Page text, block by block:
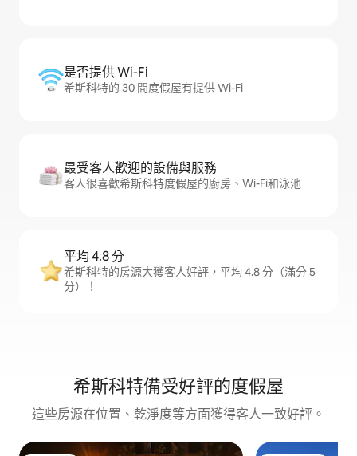
是否提供 Wi-Fi
希斯科特的 30 間度假屋有提供 Wi-Fi
最受客人歡迎的設備與服務
客人很喜歡希斯科特度假屋的廚房、Wi-Fi和泳池
平均 4.8 分
希斯科特的房源大獲客人好評，平均 4.8 分（滿分 5
分）！
希斯科特備受好評的度假屋
這些房源在位置、乾淨度等方面獲得客人一致好評。